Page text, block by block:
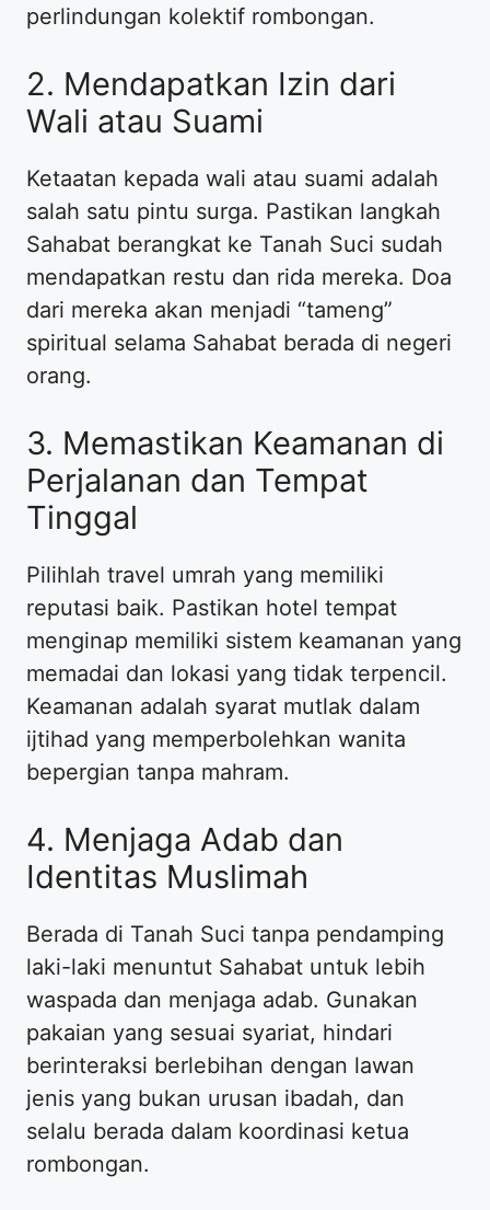
perlindungan kolektif rombongan.
​2. Mendapatkan Izin dari
Wali atau Suami
​Ketaatan kepada wali atau suami adalah
salah satu pintu surga. Pastikan langkah
Sahabat berangkat ke Tanah Suci sudah
mendapatkan restu dan rida mereka. Doa
dari mereka akan menjadi “tameng”
spiritual selama Sahabat berada di negeri
orang.
​3. Memastikan Keamanan di
Perjalanan dan Tempat
Tinggal
​Pilihlah travel umrah yang memiliki
reputasi baik. Pastikan hotel tempat
menginap memiliki sistem keamanan yang
memadai dan lokasi yang tidak terpencil.
Keamanan adalah syarat mutlak dalam
ijtihad yang memperbolehkan wanita
bepergian tanpa mahram.
​4. Menjaga Adab dan
Identitas Muslimah
​Berada di Tanah Suci tanpa pendamping
laki-laki menuntut Sahabat untuk lebih
waspada dan menjaga adab. Gunakan
pakaian yang sesuai syariat, hindari
berinteraksi berlebihan dengan lawan
jenis yang bukan urusan ibadah, dan
selalu berada dalam koordinasi ketua
rombongan.